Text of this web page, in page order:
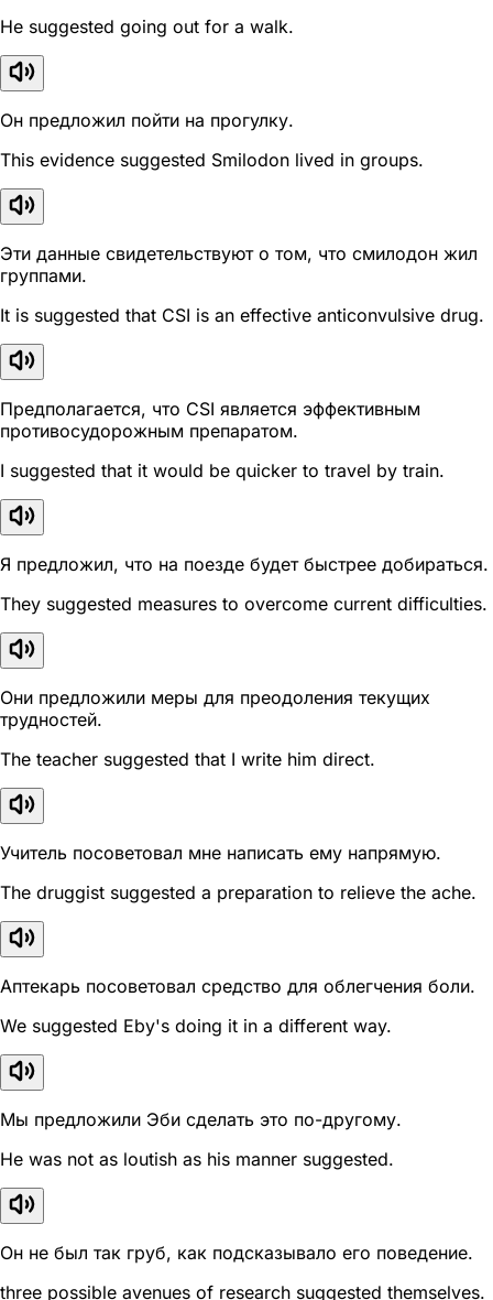
He suggested going out for a walk.
Он предложил пойти на прогулку.
This evidence suggested Smilodon lived in groups.
Эти данные свидетельствуют о том, что смилодон жил
группами.
It is suggested that CSI is an effective anticonvulsive drug.
Предполагается, что CSI является эффективным
противосудорожным препаратом.
I suggested that it would be quicker to travel by train.
Я предложил, что на поезде будет быстрее добираться.
They suggested measures to overcome current difficulties.
Они предложили меры для преодоления текущих
трудностей.
The teacher suggested that I write him direct.
Учитель посоветовал мне написать ему напрямую.
The druggist suggested a preparation to relieve the ache.
Аптекарь посоветовал средство для облегчения боли.
We suggested Eby's doing it in a different way.
Мы предложили Эби сделать это по-другому.
He was not as loutish as his manner suggested.
Он не был так груб, как подсказывало его поведение.
three possible avenues of research suggested themselves.